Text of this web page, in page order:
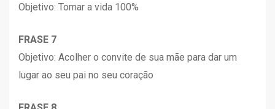
Objetivo: Tomar a vida 100%
FRASE 7
Objetivo: Acolher o convite de sua mãe para dar um
lugar ao seu pai no seu coração